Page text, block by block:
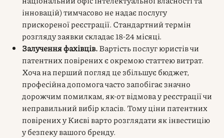
інновацій) тимчасово не надає послугу
прискореної реєстрації. Стандартний термін
розгляду заявки складає 18-24 місяці.
Залучення фахівців.Вартість послуг юристів чи
патентних повірених є окремою статтею витрат.
Хоча на перший погляд це збільшує бюджет,
професійна допомога часто запобігає значно
дорожчим помилкам, як-от відмова у реєстрації чи
неправильний вибір класів. Тому ціни патентних
повірених у Києві варто розглядати як інвестицію
у безпеку вашого бренду.